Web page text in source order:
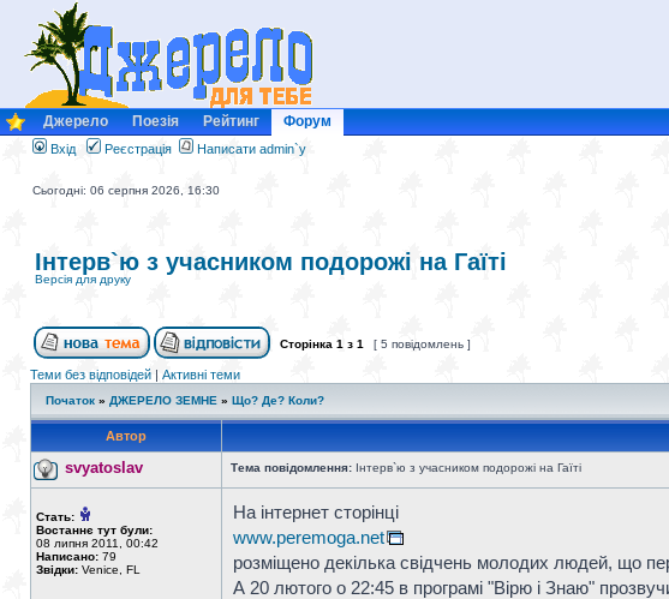
Джерело Поезія Рейтинг Форум
Вхід Реєстрація Написати admin`у
Сьогодні: 06 серпня 2026, 16:30
Інтерв`ю з учасником подорожі на Гаїті
Версія для друку
Сторінка 1 з 1 [ 5 повідомлень ]
Теми без відповідей | Активні теми
Початок » ДЖЕРЕЛО ЗЕМНЕ » Що? Де? Коли?
Автор
svyatoslav Тема повідомлення: Інтерв`ю з учасником подорожі на Гаїті
Стать:
Востаннє тут були:
08 липня 2011, 00:42
Написано: 79
Звідки: Venice, FL
На інтернет сторінці
www.peremoga.net
розміщено декілька свідчень молодих людей, що
А 20 лютого о 22:45 в програмі "Вірю і Знаю"